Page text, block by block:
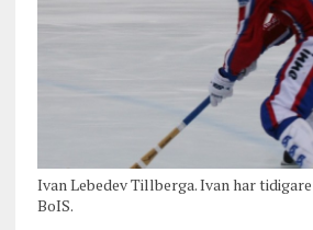
Ivan Lebedev Tillberga. Ivan har
BoIS.